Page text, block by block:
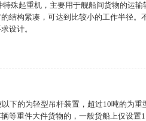
殊起重机，主要用于舰船间货物的运
结构紧凑，可达到比较小的工作半径
设计。
下的为轻型吊杆装置，超过10吨的为
等重件大件货物的，一般货船上仅设置